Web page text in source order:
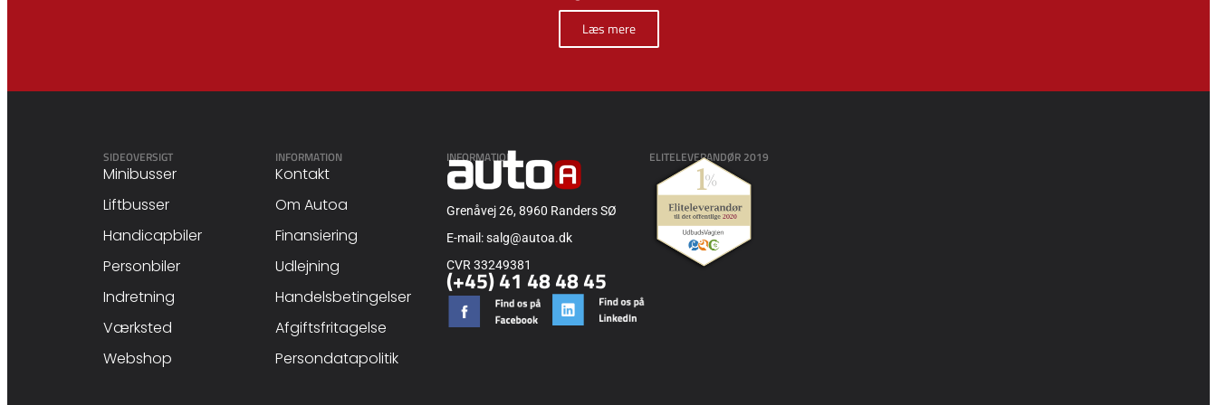
Læs mere
SIDEOVERSIGT
Minibusser
Liftbusser
Handicapbiler
Personbiler
Indretning
Værksted
Webshop
INFORMATION
Kontakt
Om Autoa
Finansiering
Udlejning
Handelsbetingelser
Afgiftsfritagelse
Persondatapolitik
INFORMATION
Grenåvej 26, 8960 Randers SØ
E-mail: salg@autoa.dk
CVR 33249381
(+45) 41 48 48 45
ELITELEVERANDØR 2019